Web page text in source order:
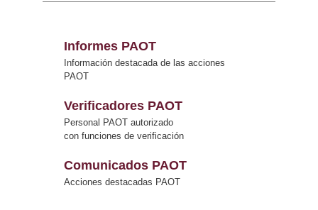
Informes PAOT
Información destacada de las acciones
PAOT
Verificadores PAOT
Personal PAOT autorizado
con funciones de verificación
Comunicados PAOT
Acciones destacadas PAOT